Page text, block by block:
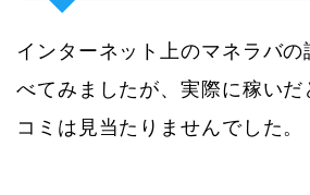
インターネット上のマネラバの
べてみましたが、実際に稼いだ
コミは見当たりませんでした。